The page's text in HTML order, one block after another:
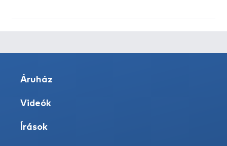
Áruház
Videók
Írások